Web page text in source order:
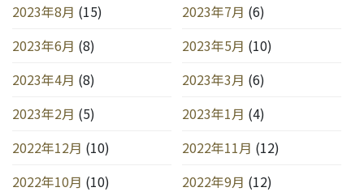
2023年8月 (15) 2023年7月 (6)
2023年6月 (8) 2023年5月 (10)
2023年4月 (8) 2023年3月 (6)
2023年2月 (5) 2023年1月 (4)
2022年12月 (10) 2022年11月 (12)
2022年10月 (10) 2022年9月 (12)